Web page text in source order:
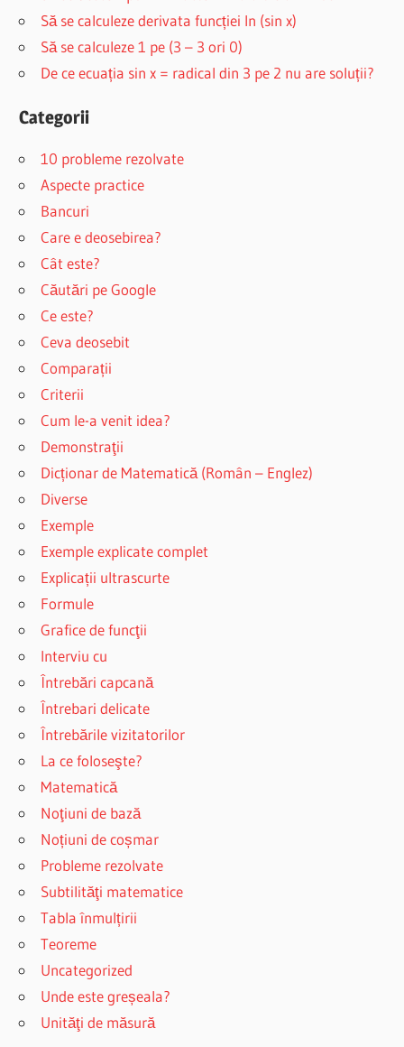
Să se calculeze derivata funcției ln (sin x)
Să se calculeze 1 pe (3 – 3 ori 0)
De ce ecuația sin x = radical din 3 pe 2 nu are soluții?
Categorii
10 probleme rezolvate
Aspecte practice
Bancuri
Care e deosebirea?
Cât este?
Căutări pe Google
Ce este?
Ceva deosebit
Comparații
Criterii
Cum le-a venit idea?
Demonstraţii
Dicționar de Matematică (Român – Englez)
Diverse
Exemple
Exemple explicate complet
Explicații ultrascurte
Formule
Grafice de funcţii
Interviu cu
Întrebări capcană
Întrebari delicate
Întrebările vizitatorilor
La ce foloseşte?
Matematică
Noţiuni de bază
Noțiuni de coșmar
Probleme rezolvate
Subtilităţi matematice
Tabla înmulțirii
Teoreme
Uncategorized
Unde este greșeala?
Unităţi de măsură